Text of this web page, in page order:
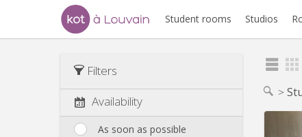
Student rooms Studios
Filters
Availability
As soon as possible